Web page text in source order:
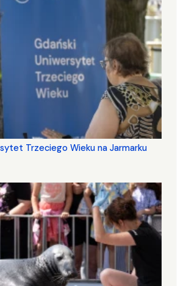
Trzeciego Wieku na Jarmarku